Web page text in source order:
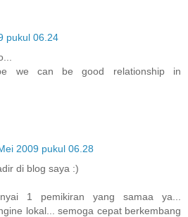
pukul 06.24
we can be good relationship in
2009 pukul 06.28
di blog saya :)
1 pemikiran yang samaa ya...
lokal... semoga cepat berkembang